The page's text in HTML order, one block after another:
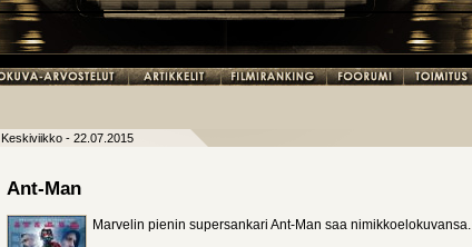
Keskiviikko - 22.07.2015
Ant-Man
Marvelin pienin supersankari Ant-Man saa nimikkoelokuvansa.